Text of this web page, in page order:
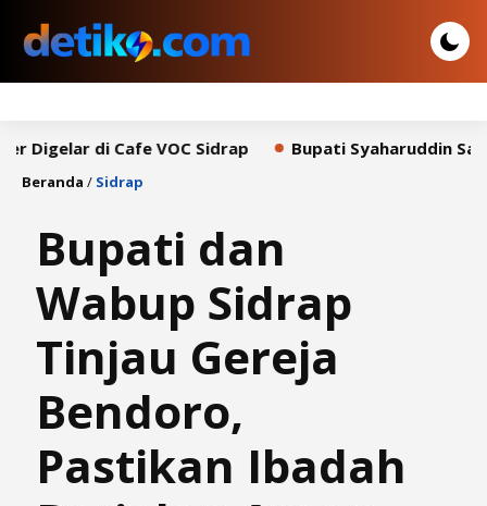
di Cafe VOC Sidrap Bupati Syaharuddin Sampaikan
Beranda / Sidrap
Bupati dan
Wabup Sidrap
Tinjau Gereja
Bendoro,
Pastikan Ibadah